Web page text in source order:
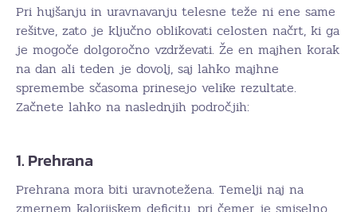
Pri hujšanju in uravnavanju telesne teže ni ene same
rešitve, zato je ključno oblikovati celosten načrt, ki ga
je mogoče dolgoročno vzdrževati. Že en majhen korak
na dan ali teden je dovolj, saj lahko majhne
spremembe sčasoma prinesejo velike rezultate.
Začnete lahko na naslednjih področjih:
1. Prehrana
Prehrana mora biti uravnotežena. Temelji naj na